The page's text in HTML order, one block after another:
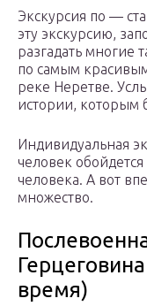
Экскурсия по —
эту экскурсию,
разгадать многие
по самым
реке Неретве.
истории, которым
Индивидуальная
человек
человека. А вот
множество.
время)